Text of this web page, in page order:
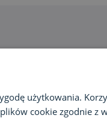
użytkowania.
cookie zgodnie z